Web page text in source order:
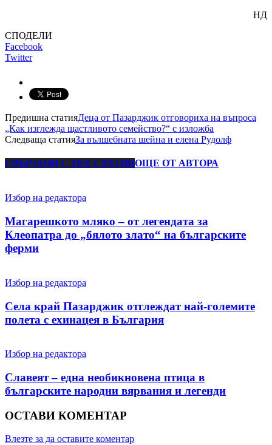
НД
СПОДЕЛИ
Facebook
Twitter
Предишна статияДеца от Пазарджик отговориха на въпроса
„Как изглежда щастливото семейство?“ с изложба
Следваща статияЗа вълшебната шейна и елена Рудолф
СВЪРЗАНИ С ТЯХ СТАТИИОЩЕ ОТ АВТОРА
Избор на редактора
Магарешкото мляко – от легендата за
Клеопатра до „бялото злато“ на българските
ферми
Избор на редактора
Села край Пазарджик отглеждат най-големите
полета с ехинацея в България
Избор на редактора
Славеят – една необикновена птица в
българските народни вярвания и легенди
ОСТАВИ КОМЕНТАР
Влезте за да оставите коментар